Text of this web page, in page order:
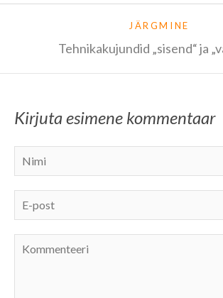
JÄRGMINE
Tehnikakujundid „sisend“ ja
Kirjuta esimene kommentaar